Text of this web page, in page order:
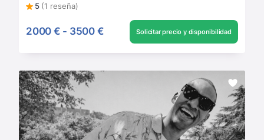
5 (1 reseña)
2000 € - 3500 € Solicitar precio y disponibilidad